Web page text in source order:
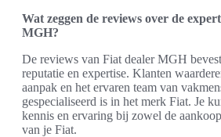
Wat zeggen de reviews over de
MGH?
De reviews van Fiat dealer MGH
reputatie en expertise. Klanten
aanpak en het ervaren team van
gespecialiseerd is in het merk Fiat. Je
kennis en ervaring bij zowel de
van je Fiat.